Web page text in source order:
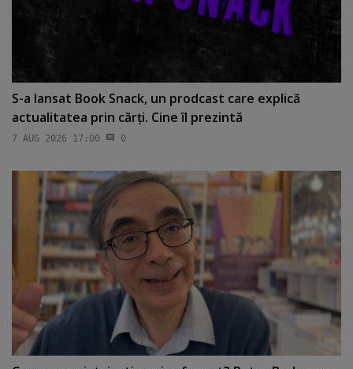
S-a lansat Book Snack, un prodcast care explică
actualitatea prin cărţi. Cine îl prezintă
7 AUG 2026 17:00 0